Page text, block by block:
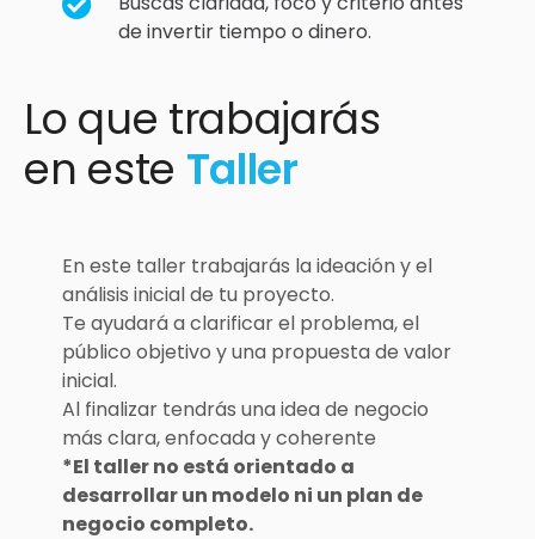
de invertir tiempo o dinero.
Lo que trabajarás
en este Taller
En este taller trabajarás la ideación y el
análisis inicial de tu proyecto.
Te ayudará a clarificar el problema, el
público objetivo y una propuesta de valor
inicial.
Al finalizar tendrás una idea de negocio
más clara, enfocada y coherente
*El taller no está orientado a
desarrollar un modelo ni un plan de
negocio completo.